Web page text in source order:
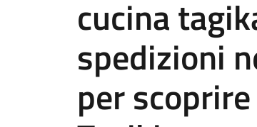
cucina
spedizioni
per